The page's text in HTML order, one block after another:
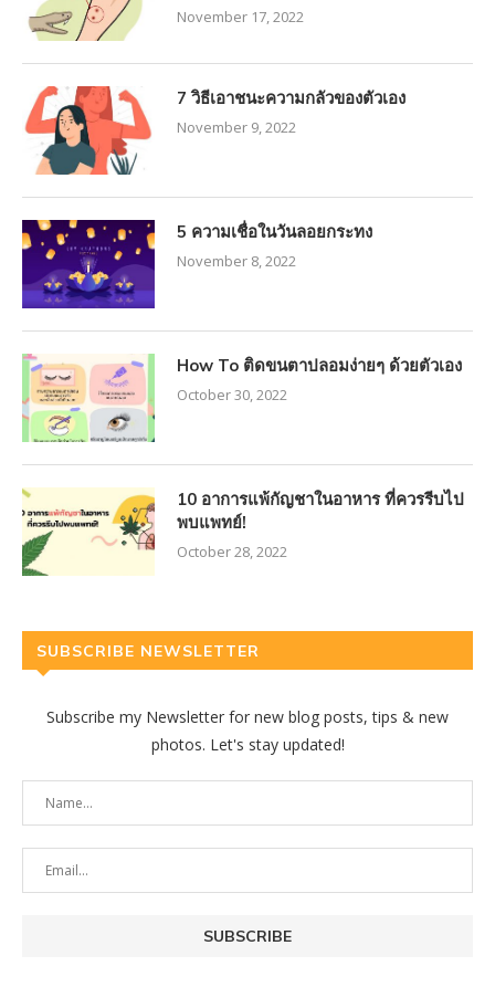
November 17, 2022
7 วิธีเอาชนะความกลัวของตัวเอง
November 9, 2022
5 ความเชื่อในวันลอยกระทง
November 8, 2022
How To ติดขนตาปลอมง่ายๆ ด้วยตัวเอง
October 30, 2022
10 อาการแพ้กัญชาในอาหาร ที่ควรรีบไป
พบแพทย์!
October 28, 2022
SUBSCRIBE NEWSLETTER
Subscribe my Newsletter for new blog posts, tips & new
photos. Let's stay updated!